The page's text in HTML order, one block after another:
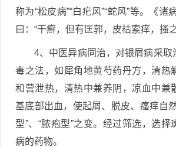
称为“松皮病”“白疕风”“蛇风”等。《诸
曰：“干癣，但有匡郭，皮枯索痒，搔
4、中医异病同治，对银屑病采取
毒之法，如犀角地黄芍药丹方，清热
和营泄热，清热中兼养阴，凉血中兼
基底部出血，使起屑、脱皮、瘙痒自
型”、“脓疱型”之变。经过筛选，选择
病的药物。